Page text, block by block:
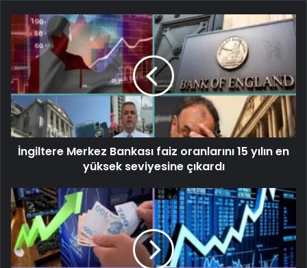
İngiltere Merkez Bankası faiz oranlarını 15 yılın en
yüksek seviyesine çıkardı